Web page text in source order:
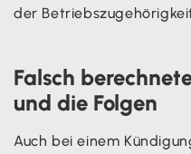
der
Falsch
und die Folgen
Auch bei einem